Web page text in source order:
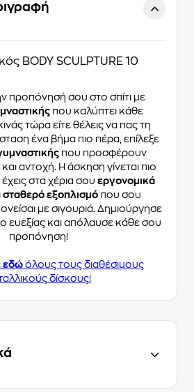
BODY SCULPTURE 10
προπόνησή σου στο σπίτι με
που καλύπτει κάθε
τώρα είτε θέλεις να πας τη
ένα βήμα πιο πέρα, επίλεξε
που προσφέρουν
αντοχή. Η άσκηση γίνεται πιο
στα χέρια σου εργονομικά
σταθερό εξοπλισμό που σου
με σιγουριά. Δημιούργησε
ευεξίας και απόλαυσε κάθε σου
προπόνηση!
εδώ όλους τους διαθέσιμους
δίσκους!